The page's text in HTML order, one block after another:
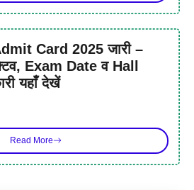
Card 2025 जारी –
Exam Date व Hall
यहाँ देखें
Read More